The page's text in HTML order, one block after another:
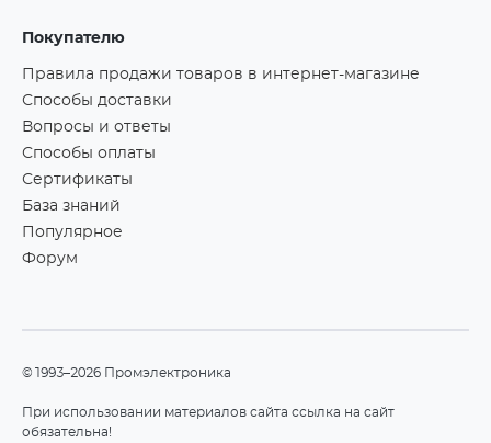
Покупателю
Правила продажи товаров в интернет-магазине
Способы доставки
Вопросы и ответы
Способы оплаты
Сертификаты
База знаний
Популярное
Форум
©1993–2026 Промэлектроника
При использовании материалов сайта ссылка на сайт
обязательна!